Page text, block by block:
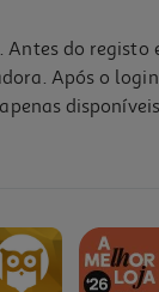
do
Após o